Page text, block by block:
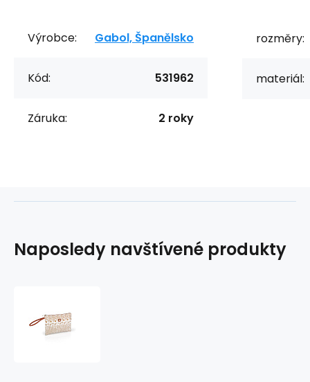
Výrobce: Gabol, Španělsko
Kód: 531962
Záruka: 2 roky
rozměry:
materiál:
Naposledy navštívené produkty